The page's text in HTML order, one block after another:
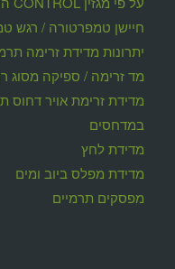
חיישן טמפרטורה / רגש
יתרונות מדידת זרימה
מד זרימה / ספיקה מסוג
מדידת זרימת אויר דחוס
במדחסים
מדידת לחץ
מדידת מפלס ביוב ומים
מפסקים תרמיים